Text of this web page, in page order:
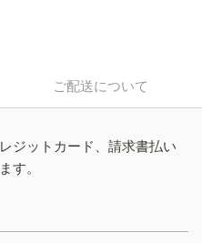
ご配送について
ジットカード、請求書払い
す。